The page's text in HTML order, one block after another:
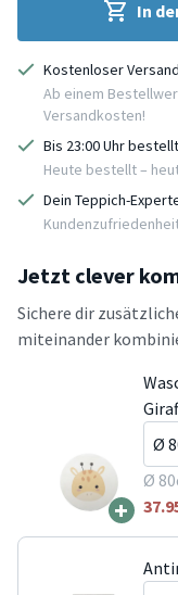
In
Kostenloser Versand
Ab einem
Versandkosten!
Bis 23:00 Uhr
Heute bestellt –
Dein Teppich-
Kundenzufriedenheit:
Jetzt clever
Sichere dir
miteinander
+
Ø